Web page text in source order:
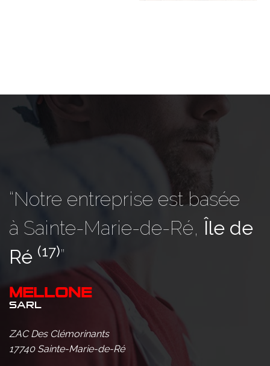
“Notre entreprise est basée
à Sainte-Marie-de-Ré, Île de
Ré (17)”
MELLONE
SARL
ZAC Des Clémorinants
17740 Sainte-Marie-de-Ré